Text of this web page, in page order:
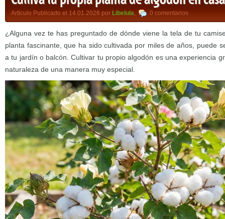
Artículo Publicado el 14.01.2026 por Libelula, 0 comentarios
¿Alguna vez te has preguntado de dónde viene la tela de tu
planta fascinante, que ha sido cultivada por miles de años, puede
a tu jardín o balcón. Cultivar tu propio algodón es una experiencia
naturaleza de una manera muy especial.